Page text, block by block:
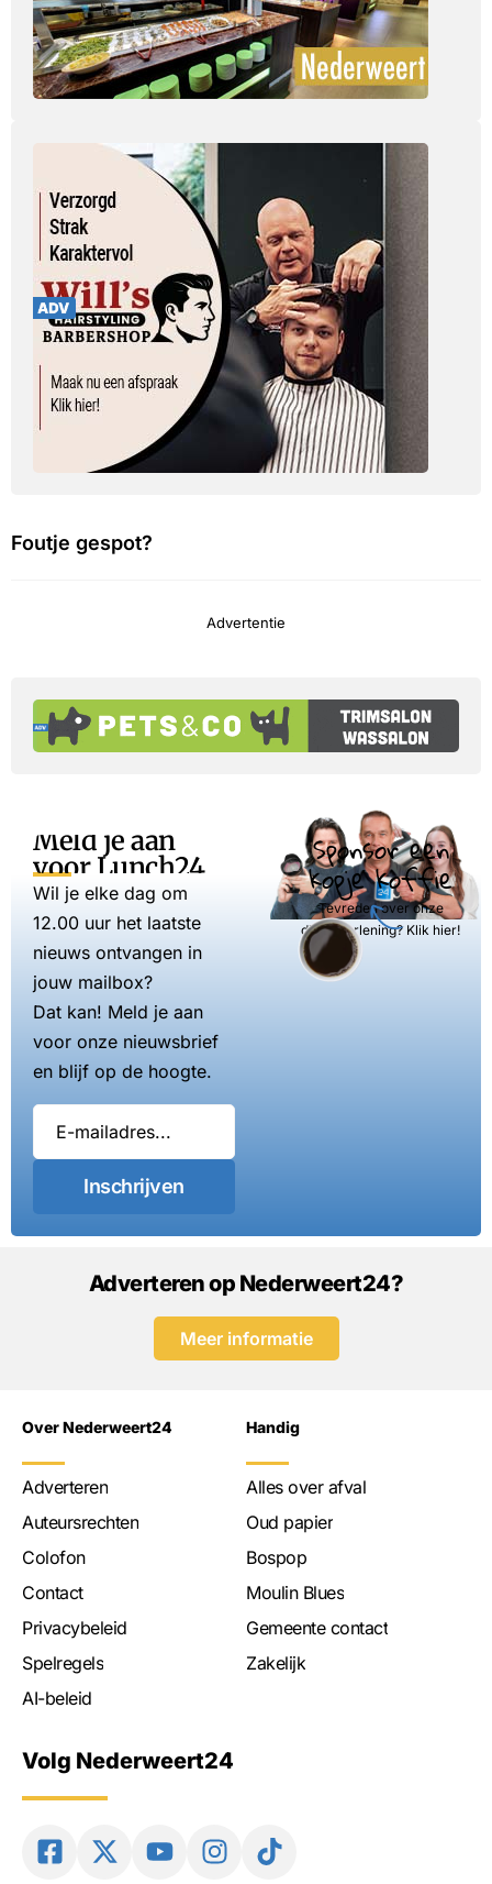
Foutje gespot?
Advertentie
Meld je aan
voor Lunch24
Wil je elke dag om
12.00 uur het laatste
nieuws ontvangen in
jouw mailbox?
Dat kan! Meld je aan
voor onze nieuwsbrief
en blijf op de hoogte.
Inschrijven
Sponsor een
kopje koffie
Tevreden over onze
dienstverlening? Klik hier!
Adverteren op Nederweert24?
Meer informatie
Over Nederweert24
Adverteren
Auteursrechten
Colofon
Contact
Privacybeleid
Spelregels
AI-beleid
Handig
Alles over afval
Oud papier
Bospop
Moulin Blues
Gemeente contact
Zakelijk
Volg Nederweert24